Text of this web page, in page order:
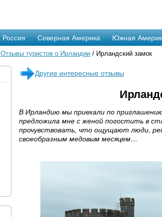
Россия Северная Америка Южная
Отзывы туристов о Ирландии / Ирландский замок
Другие интересные отзывы
В Ирландию мы приехали по
предложила мне с женой погостить в
прочувствовать, что ощущают люди,
своеобразным медовым месяцем…